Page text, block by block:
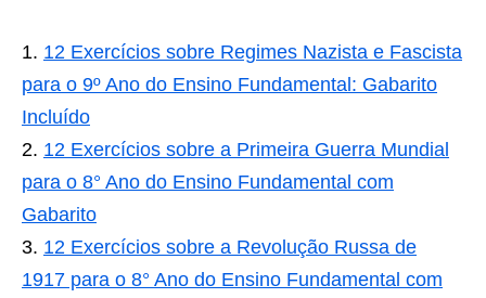
12 Exercícios sobre Regimes Nazista e Fascista
para o 9º Ano do Ensino Fundamental: Gabarito
Incluído
12 Exercícios sobre a Primeira Guerra Mundial
para o 8° Ano do Ensino Fundamental com
Gabarito
12 Exercícios sobre a Revolução Russa de
1917 para o 8° Ano do Ensino Fundamental com